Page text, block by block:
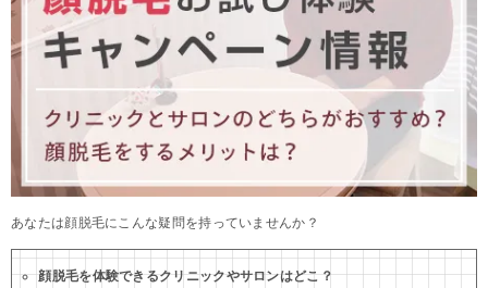
あなたは顔脱毛にこんな疑問を持っていませんか？
顔脱毛を体験できるクリニックやサロンはどこ？